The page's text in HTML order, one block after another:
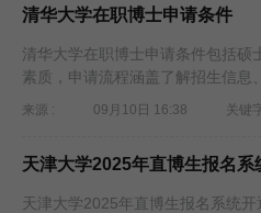
清华大学在职博士申请条件
清华大学在职博士申请条件包括
素质，申请流程涵盖了解招生信
来源 : 09月10日 16:38 关键
天津大学2025年直博生报名系
天津大学2025年直博生报名系统